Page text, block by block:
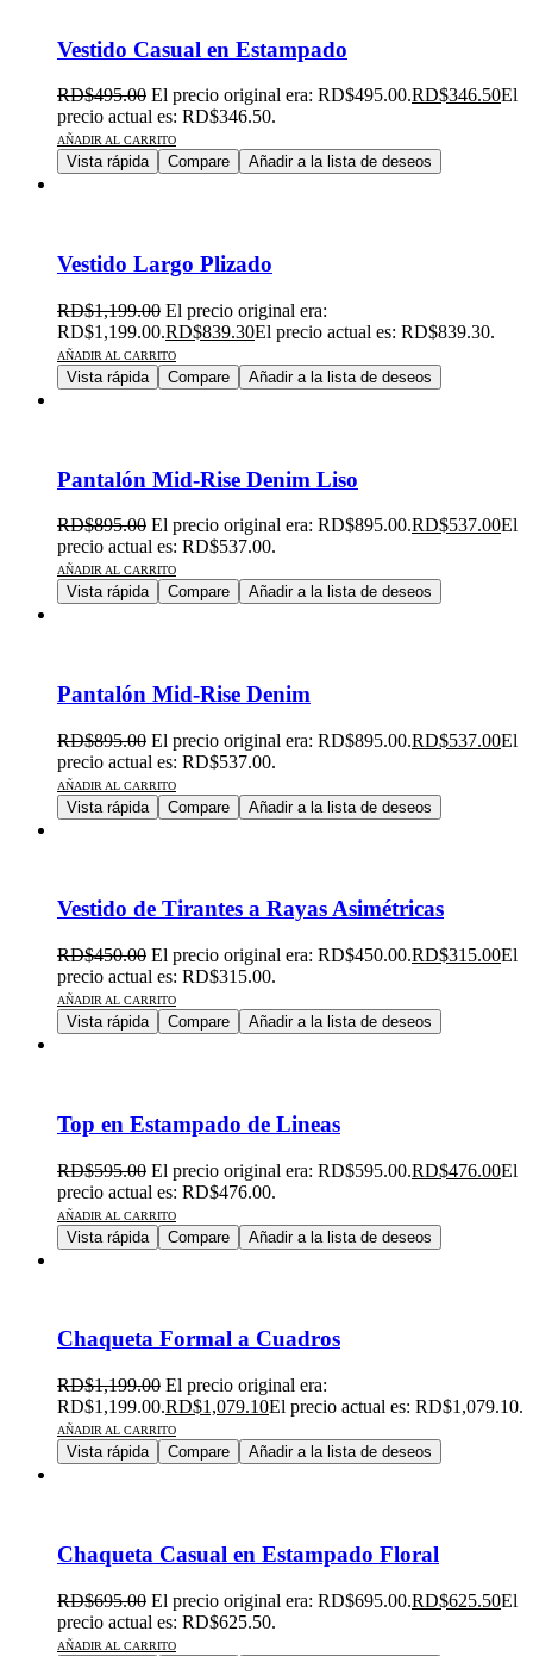
Vestido Casual en Estampado
RD$495.00 El precio original era: RD$495.00.RD$346.50El
precio actual es: RD$346.50.
AÑADIR AL CARRITO
Vista rápida Compare Añadir a la lista de deseos
Vestido Largo Plizado
RD$1,199.00 El precio original era:
RD$1,199.00.RD$839.30El precio actual es: RD$839.30.
AÑADIR AL CARRITO
Vista rápida Compare Añadir a la lista de deseos
Pantalón Mid-Rise Denim Liso
RD$895.00 El precio original era: RD$895.00.RD$537.00El
precio actual es: RD$537.00.
AÑADIR AL CARRITO
Vista rápida Compare Añadir a la lista de deseos
Pantalón Mid-Rise Denim
RD$895.00 El precio original era: RD$895.00.RD$537.00El
precio actual es: RD$537.00.
AÑADIR AL CARRITO
Vista rápida Compare Añadir a la lista de deseos
Vestido de Tirantes a Rayas Asimétricas
RD$450.00 El precio original era: RD$450.00.RD$315.00El
precio actual es: RD$315.00.
AÑADIR AL CARRITO
Vista rápida Compare Añadir a la lista de deseos
Top en Estampado de Lineas
RD$595.00 El precio original era: RD$595.00.RD$476.00El
precio actual es: RD$476.00.
AÑADIR AL CARRITO
Vista rápida Compare Añadir a la lista de deseos
Chaqueta Formal a Cuadros
RD$1,199.00 El precio original era:
RD$1,199.00.RD$1,079.10El precio actual es: RD$1,079.10.
AÑADIR AL CARRITO
Vista rápida Compare Añadir a la lista de deseos
Chaqueta Casual en Estampado Floral
RD$695.00 El precio original era: RD$695.00.RD$625.50El
precio actual es: RD$625.50.
AÑADIR AL CARRITO